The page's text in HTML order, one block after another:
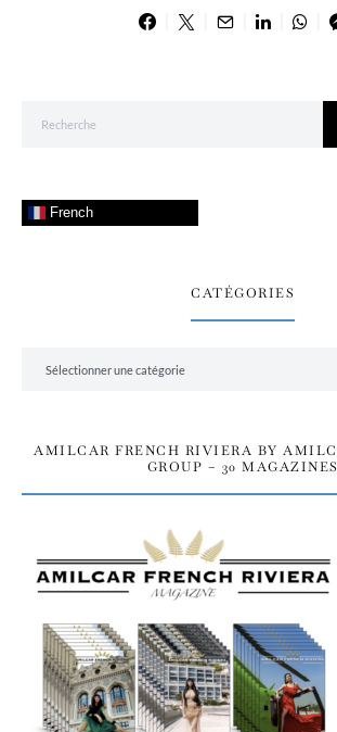
French
CATÉGORIES
AMILCAR FRENCH RIVIERA BY
GROUP – 30 MAGAZINES